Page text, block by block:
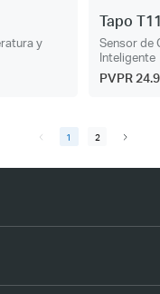
y
Tapo
Sensor de
Inteligente
PVPR
1 2